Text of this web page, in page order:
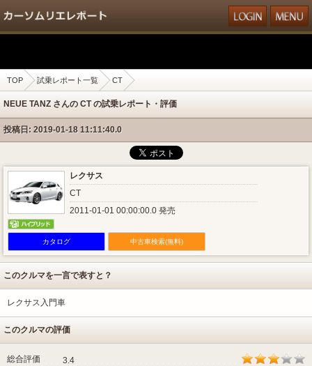
TOP 試乗レポート一覧 CT
NEUE TANZ さんの CT の試乗レポート・評価
投稿日: 2019-01-18 11:11:40.0
レクサス
CT
2011-01-01 00:00:00.0 発売
カタログ 中古車検索(無料)
このクルマを一言で表すと？
レクサス入門車
このクルマの評価
総合評価
3.4